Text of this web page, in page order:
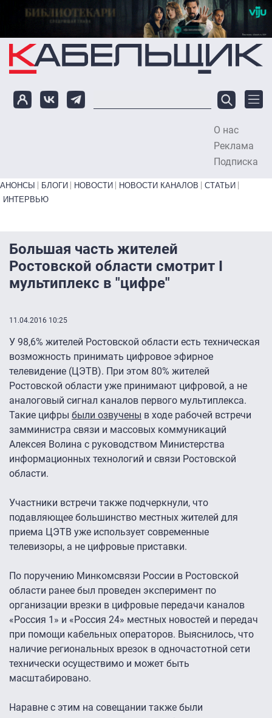
Перейти к основному содержанию
О нас
Реклама
Подписка
Primary links bottom
АНОНСЫ БЛОГИ НОВОСТИ НОВОСТИ КАНАЛОВ
СТАТЬИ
ИНТЕРВЬЮ
Большая часть жителей
Ростовской области смотрит I
мультиплекс в "цифре"
11.04.2016 10:25
У 98,6% жителей Ростовской области есть техническая
возможность принимать цифровое эфирное
телевидение (ЦЭТВ). При этом 80% жителей
Ростовской области уже принимают цифровой, а не
аналоговый сигнал каналов первого мультиплекса.
Такие цифры были озвучены в ходе рабочей встречи
замминистра связи и массовых коммуникаций
Алексея Волина с руководством Министерства
информационных технологий и связи Ростовской
области.
Участники встречи также подчеркнули, что
подавляющее большинство местных жителей для
приема ЦЭТВ уже использует современные
телевизоры, а не цифровые приставки.
По поручению Минкомсвязи России в Ростовской
области ранее был проведен эксперимент по
организации врезки в цифровые передачи каналов
«Россия 1» и «Россия 24» местных новостей и передач
при помощи кабельных операторов. Выяснилось, что
наличие региональных врезок в одночастотной сети
технически осуществимо и может быть
масштабировано.
Наравне с этим на совещании также были